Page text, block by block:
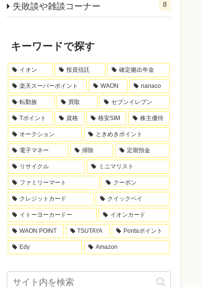
失敗談や雑談コーナー 8
キーワードで探す
イオン 投資信託 確定拠出年金
楽天スーパーポイント WAON nanaco
転勤族 買取 セブンイレブン
Tポイント 資格 格安SIM 株主優待
オークション ときめきポイント
電子マネー 掃除 定期預金
リサイクル ミニマリスト
ファミリーマート クーポン
クレジットカード クイックペイ
イトーヨーカードー イオンカード
WAON POINT TSUTAYA Pontaポイント
Edy Amazon